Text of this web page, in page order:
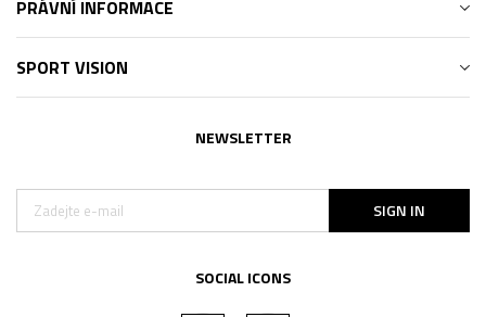
PRÁVNÍ INFORMACE
SPORT VISION
NEWSLETTER
SIGN IN
SOCIAL ICONS